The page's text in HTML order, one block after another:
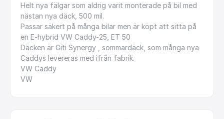
Helt nya fälgar som aldrig varit monterade på bil med
nästan nya däck, 500 mil.
Passar säkert på många bilar men är köpt att sitta på
en E-hybrid VW Caddy-25, ET 50
Däcken är Giti Synergy sommardäck, som många nya
Caddys levereras med ifrån fabrik.
VW Caddy
VW